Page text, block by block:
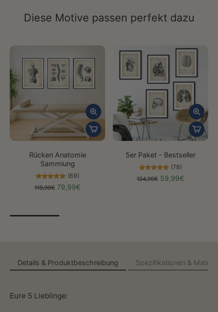
Diese Motive passen perfekt dazu
Rücken Anatomie
Sammlung
(69)
119,99€ 79,99€
5er Paket - Bestseller
(78)
124,99€ 59,99€
Details & Produktbeschreibung Spezifikationen &
Eure 5 Lieblinge: